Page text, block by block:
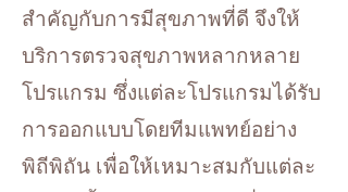
สำคัญกับการมีสุขภาพที่ดี จึงให้
บริการตรวจสุขภาพหลากหลาย
โปรแกรม ซึ่งแต่ละโปรแกรมได้รับ
การออกแบบโดยทีมแพทย์อย่าง
พิถีพิถัน เพื่อให้เหมาะสมกับแต่ละ